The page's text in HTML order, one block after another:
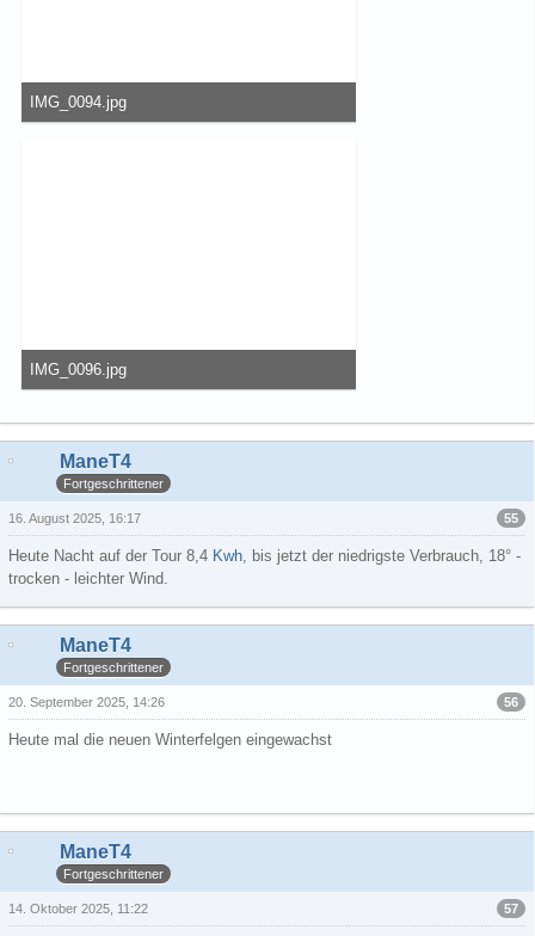
IMG_0094.jpg
197,66 kB, 800×600, 7 mal angesehen
IMG_0096.jpg
186,85 kB, 800×600, 7 mal angesehen
ManeT4
Fortgeschrittener
55
16. August 2025, 16:17
Heute Nacht auf der Tour 8,4 Kwh, bis jetzt der niedrigste Verbrauch, 18° -
trocken - leichter Wind.
ManeT4
Fortgeschrittener
56
20. September 2025, 14:26
Heute mal die neuen Winterfelgen eingewachst
ManeT4
Fortgeschrittener
57
14. Oktober 2025, 11:22